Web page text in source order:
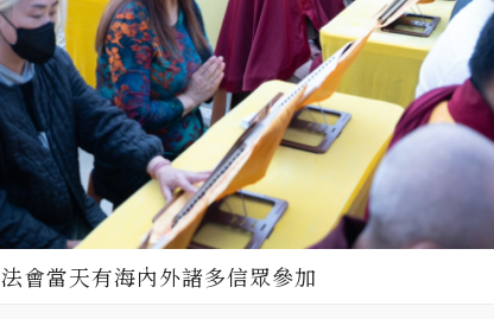
法會當天有海內外諸多信眾參加